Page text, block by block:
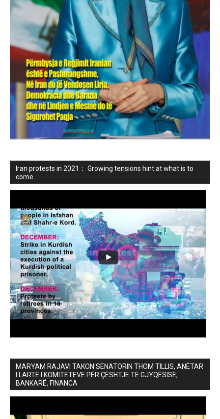
Iran protests in 2021： Growing tensions hint at what is to
come
MARYAM RAJAVI TAKON SENATORIN THOM TILLIS, ANËTAR
I LARTË I KOMITETEVE PËR ÇËSHTJE TË GJYQËSISË,
BANKARË, FINANCA